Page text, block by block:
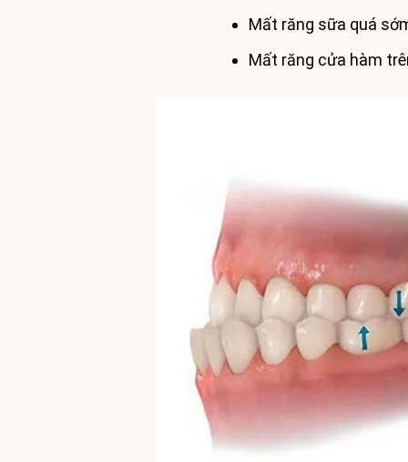
Mất răng sữa quá
Mất răng cửa hàm